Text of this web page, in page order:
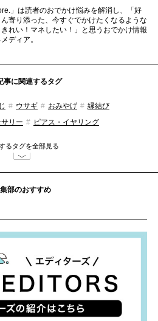
」は読者のおでかけ悩みを解消し、「好
寄り添った、今すぐでかけたくなるような
きれい！マネしたい！」と思うおでかけ情報
ディア。
事に関連するタグ
ウサギ おみやげ
縁結び
リー
ピアス・イヤリング
るタグを全部見る
部のおすすめ